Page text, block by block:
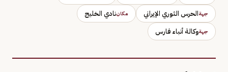
جهةالحرس الثوري الإيراني مكاننادي الخليج
جهةوكالة أنباء فارس